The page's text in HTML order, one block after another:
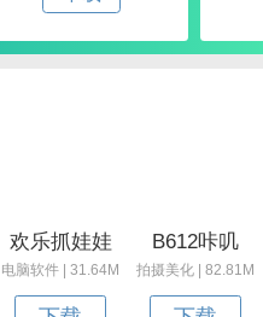
欢乐抓娃娃
电脑软件 | 31.64M
B612咔叽
拍摄美化 | 82.81M